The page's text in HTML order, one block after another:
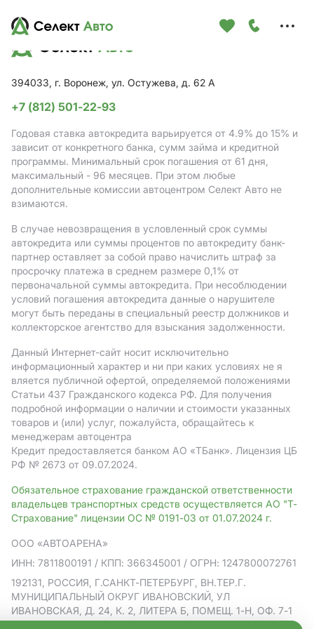
394033, г. Воронеж, ул. Остужева, д. 62 А
+7 (812) 501-22-93
Годовая ставка автокредита варьируется от 4.9% до 15% и
зависит от конкретного банка, сумм займа и кредитной
программы. Минимальный срок погашения от 61 дня,
максимальный - 96 месяцев. При этом любые
дополнительные комиссии автоцентром Селект Авто не
взимаются.
В случае невозвращения в условленный срок суммы
автокредита или суммы процентов по автокредиту банк-
партнер оставляет за собой право начислить штраф за
просрочку платежа в среднем размере 0,1% от
первоначальной суммы автокредита. При несоблюдении
условий погашения автокредита данные о нарушителе
могут быть переданы в специальный реестр должников и
коллекторское агентство для взыскания задолженности.
Данный Интернет-сайт носит исключительно
информационный характер и ни при каких условиях не я
вляется публичной офертой, определяемой положениями
Статьи 437 Гражданского кодекса РФ. Для получения
подробной информации о наличии и стоимости указанных
товаров и (или) услуг, пожалуйста, обращайтесь к
менеджерам автоцентра
Кредит предоставляется банком АO «ТБанк». Лицензия ЦБ
РФ № 2673 от 09.07.2024.
Обязательное страхование гражданской ответственности
владельцев транспортных средств осуществляется АО "Т-
Страхование" лицензии ОС № 0191-03 от 01.07.2024 г.
ООО «АВТОАРЕНА»
ИНН: 7811800191 / КПП: 366345001 / ОГРН: 1247800072761
192131, РОССИЯ, Г.САНКТ-ПЕТЕРБУРГ, ВН.ТЕР.Г.
МУНИЦИПАЛЬНЫЙ ОКРУГ ИВАНОВСКИЙ, УЛ
ИВАНОВСКАЯ, Д. 24, К. 2, ЛИТЕРА Б, ПОМЕЩ. 1-Н, ОФ. 7-1